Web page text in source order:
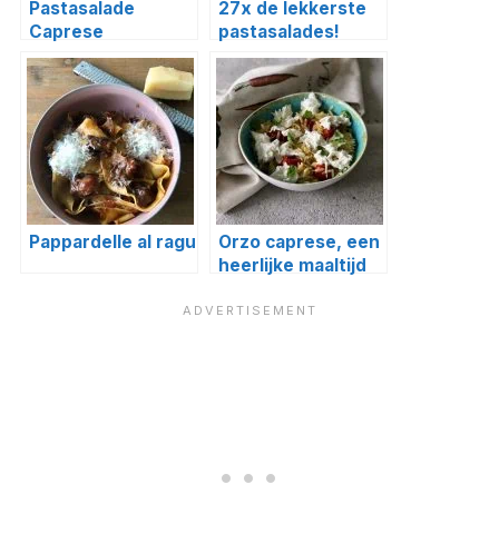
Pastasalade
Caprese
27x de lekkerste
pastasalades!
Pappardelle al ragu
Orzo caprese, een
heerlijke maaltijd